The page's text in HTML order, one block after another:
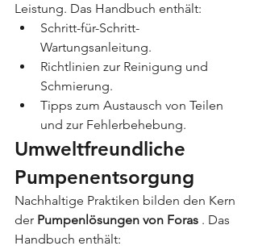
Leistung. Das Handbuch enthält:
Schritt-für-Schritt-
Wartungsanleitung.
Richtlinien zur Reinigung und
Schmierung.
Tipps zum Austausch von Teilen
und zur Fehlerbehebung.
Umweltfreundliche
Pumpenentsorgung
Nachhaltige Praktiken bilden den Kern
der Pumpenlösungen von Foras . Das
Handbuch enthält: